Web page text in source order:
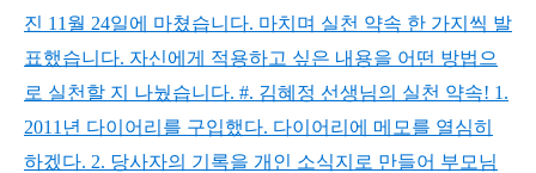
진 11월 24일에 마쳤습니다. 마치며 실천 약속 한 가지씩 발
표했습니다. 자신에게 적용하고 싶은 내용을 어떤 방법으
로 실천할 지 나눴습니다. #. 김혜정 선생님의 실천 약속! 1.
2011년 다이어리를 구입했다. 다이어리에 메모를 열심히
하겠다. 2. 당사자의 기록을 개인 소식지로 만들어 부모님